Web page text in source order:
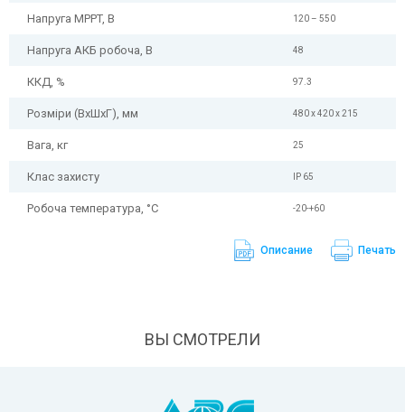
Напруга MPPT, В 120 – 550
Напруга АКБ робоча, В 48
ККД, % 97.3
Розміри (ВхШхГ), мм 480 x 420 x 215
Вага, кг 25
Клас захисту IP 65
Робоча температура, °С -20-+60
Печать
Описание
ВЫ СМОТРЕЛИ